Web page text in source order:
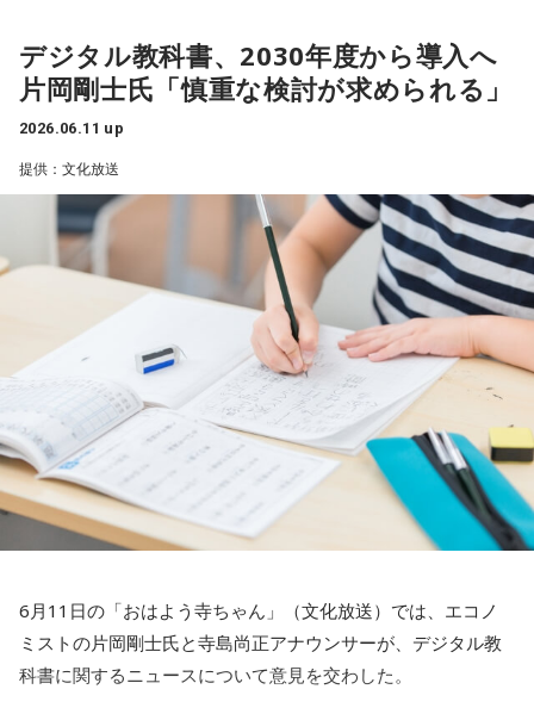
か？」
金平 「あると思いますよ。切り込んでいかない、現場主義を
放棄する、仲間内で群れる、など。天下国家のことが大事で
芸能や文化のことは下に見る、そういう構造になっている」
青木理「僕なんかが大学生ぐらいのときにテレビ朝日で久米
宏さんの『ニュースステーション』が生まれて。追いかける
ように筑紫さんの『NEWS23』が始まって。いま考えると贅
沢な時代だったな、と。オールドと呼ぶかは別として、テレ
ビというものがある種、メディアの中心に飛び出してきた。
特にニュース報道の中心に。80年代末から90年代、00年代の
最初ぐらいまではテレビジャーナリズムが輝いていたな、と
思います」
金平「ああいうときに仕事ができた。ラッキーだなと感じま
す。あと久米さんのところから皆、ハシゴしていた。お互い
ら、こっちはそうじゃないことをしよう、と。ある意味で健
全な競争関係がありましたね」
おうし座のアナタ：美味しいもの、好きな音楽、心地よい香
りで心を満たすといいかも。
ふたご座のアナタ：発信や発言をするのに絶好のタイミング
となりそう。
かに座のアナタ：大切な人との絆がさらに強まるかも。
しし座のアナタ：どんな自分になりたいかを、しっかり描く
と良さそう。
おとめ座のアナタ：今週の仕事を丁寧に締めくくることを意
識するといいかも。
てんびん座のアナタ：迷いが晴れてくる日になりそう。
揮されそう。
いて座のアナタ：やってみたいことを書き出してみるといい
デジタル教科書、2030年度から導入へ
片岡剛士氏「慎重な検討が求められる」
2026.06.11 up
提供：文化放送
6月11日の「おはよう寺ちゃん」（文化放送）では、エコノ
ミストの片岡剛士氏と寺島尚正アナウンサーが、デジタル教
科書に関するニュースについて意見を交わした。